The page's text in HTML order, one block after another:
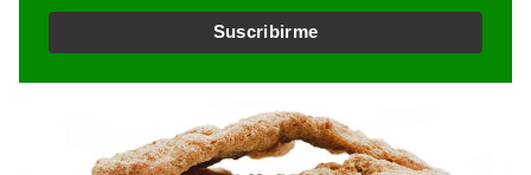
l
Suscribirme